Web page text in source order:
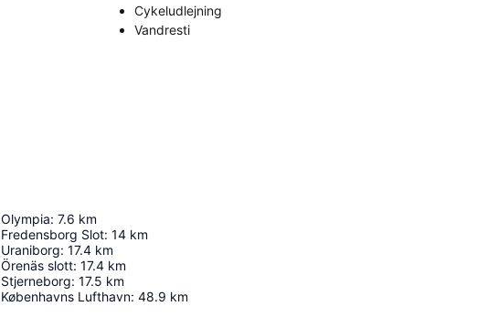
Cykeludlejning
Vandresti
Olympia: 7.6 km
Fredensborg Slot: 14 km
Uraniborg: 17.4 km
Örenäs slott: 17.4 km
Stjerneborg: 17.5 km
Københavns Lufthavn: 48.9 km